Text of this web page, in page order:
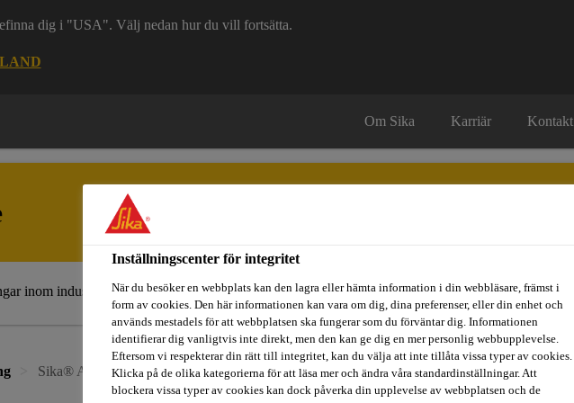
dig i "USA". Välj nedan hur du vill fortsätta.
Om Sika Karriär Kontakt
inom industri Fritidsbåtar Referenser Teknisk Support Föreskrivare / Arkitekt
Sika® Aktivator-100
Inställningscenter för integritet
När du besöker en webbplats kan den lagra eller hämta information i din webbläsare, främst i
form av cookies. Den här informationen kan vara om dig, dina preferenser, eller din enhet och
används mestadels för att webbplatsen ska fungerar som du förväntar dig. Informationen
identifierar dig vanligtvis inte direkt, men den kan ge dig en mer personlig webbupplevelse.
Eftersom vi respekterar din rätt till integritet, kan du välja att inte tillåta vissa typer av cookies.
Klicka på de olika kategorierna för att läsa mer och ändra våra standardinställningar. Att
blockera vissa typer av cookies kan dock påverka din upplevelse av webbplatsen och de